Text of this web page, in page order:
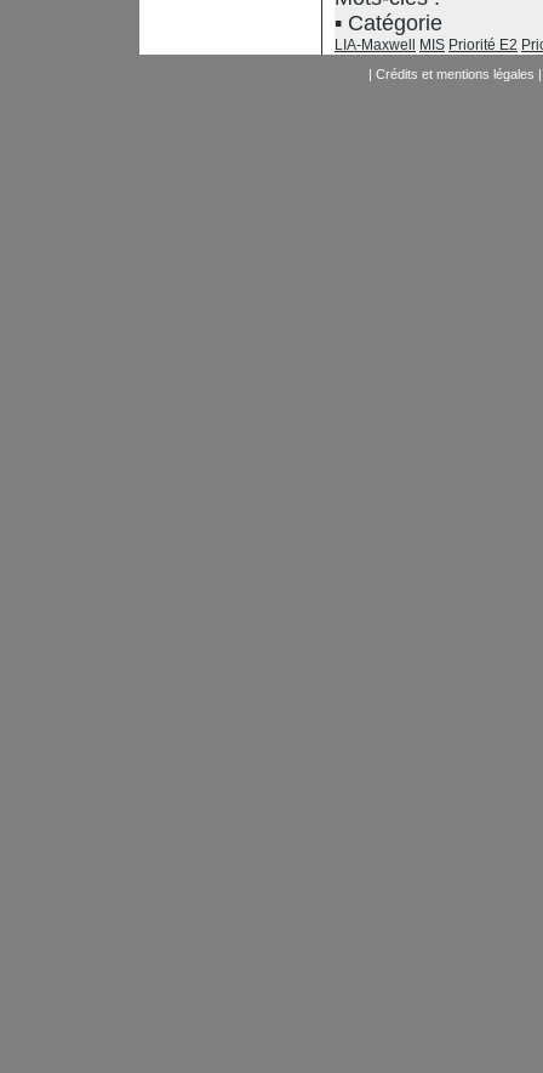
Catégorie
LIA-Maxwell MIS Priorité E2
| Crédits et mentions légales